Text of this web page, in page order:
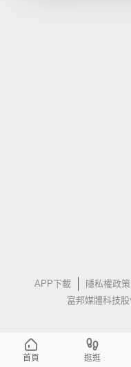
APP下載 隱私權政策
富邦媒體科技
首頁 逛逛